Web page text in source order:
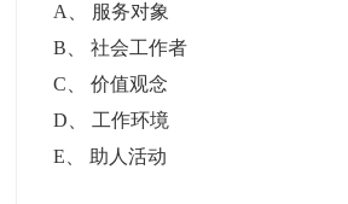
A
服务对象
B 、社会工作者
C 、价值观念
D
工作环境
E
助人活动